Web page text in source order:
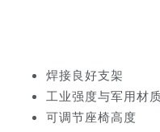
焊接良好支架
工业强度与军用材
可调节座椅高度